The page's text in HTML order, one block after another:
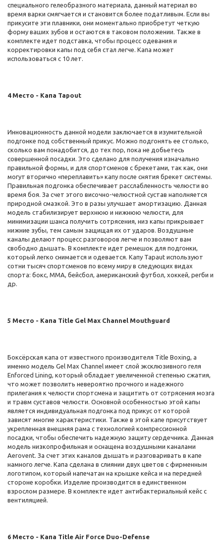
специального гелеобразного материала, данный материал во
время варки смягчается и становится более податливым. Если вы
прикусите эти плавники, они моментально приобретут четкую
форму ваших зубов и остаются в таковом положении. Также в
комплекте идет подставка, чтобы процесс одевания и
корректировки капы под себя стал легче. Капа может
использоваться с 10 лет.
4 Место - Капа Tapout
Инновационность данной модели заключается в изумительной
подгонке под собственный прикус. Можно подгонять ее столько,
сколько вам понадобится, до тех пор, пока не добьетесь
совершенной посадки. Это сделано для получения изначально
правильной формы, и для спортсменов с брекетами, так как, они
могут вторично «переплавить» капу после снятия брекет системы.
Правильная подгонка обеспечивает расслабленность челюсти во
время боя. За счет этого височно-челюстной сустав наполняется
природной смазкой. Это в разы улучшает амортизацию. Данная
модель стабилизирует верхнюю и нижнюю челюсти, для
минимизации шанса получить сотрясения, низ капы прикрывает
нижние зубы, тем самым защищая их от ударов. Воздушные
каналы делают процесс разговоров легче и позволяют вам
свободно дышать. В комплекте идет ремешок для подгонки,
который легко снимается и одевается. Капу Tapaut используют
сотни тысяч спортсменов по всему миру в следующих видах
спорта: бокс, ММА, бейсбол, американский футбол, хоккей, регби и
др.
5 Место - Капа Title Gel Max Channel Mouthguard
Боксёрская капа от известного производителя Title Boxing, а
именно модель Gel Max Channel имеет слой эксклюзивного геля
Enforced Lining, который обладает увеличенной степенью сжатия,
что может позволить невероятно прочного и надежного
прилегания к челюсти спортсмена и защитить от сотрясения мозга
и травм суставов челюсти. Основной особенностью этой капы
является индивидуальная подгонка под прикус от которой
зависят многие характеристики. Также в этой капе присутствует
укрепленная внешняя рама с технологией компрессионной
посадки, чтобы обеспечить надежную защиту сердечника. Данная
модель низкопрофильная и оснащена воздушными каналами
Aerovent. За счет этих каналов дышать и разговаривать в капе
намного легче. Капа сделана в слиянии двух цветов с фирменным
логотипом, который напечатан на крышке кейса и на передней
стороне коробки. Изделие производится в единственном
взрослом размере. В комплекте идет антибактериальный кейс с
вентиляцией.
6 Место - Капа Title Air Force Duo-Defense